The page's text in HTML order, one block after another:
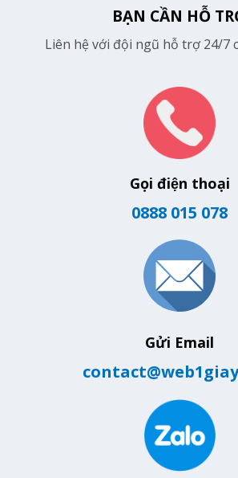
BẠN CẦN HỖ
Liên hệ với đội ngũ hỗ trợ 24/7
Gọi điện thoại
0888 015 078
Gửi Email